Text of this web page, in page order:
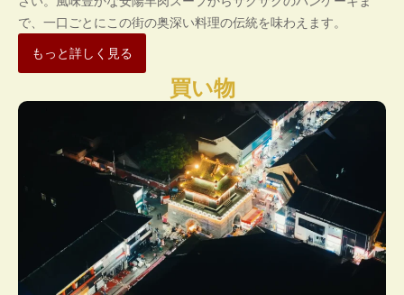
で、一口ごとにこの街の奥深い料理の伝統を味わえます。
もっと詳しく見る
買い物